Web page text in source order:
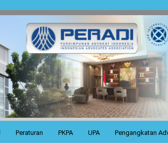
Peraturan PKPA UPA Pengangkatan